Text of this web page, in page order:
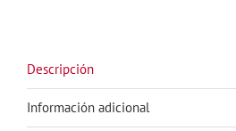
Descripción
Información adicional